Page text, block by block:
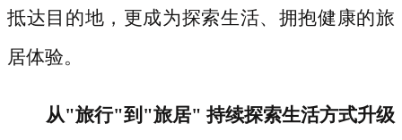
抵达目的地，更成为探索生活、拥抱健康的旅
居体验。
从"旅行"到"旅居" 持续探索生活方式升级